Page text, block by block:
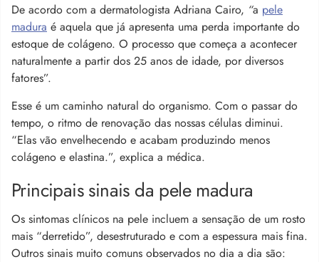
De acordo com a dermatologista Adriana Cairo, “a pele
madura é aquela que já apresenta uma perda importante do
estoque de colágeno. O processo que começa a acontecer
naturalmente a partir dos 25 anos de idade, por diversos
fatores”.
Esse é um caminho natural do organismo. Com o passar do
tempo, o ritmo de renovação das nossas células diminui.
“Elas vão envelhecendo e acabam produzindo menos
colágeno e elastina.”, explica a médica.
Principais sinais da pele madura
Os sintomas clínicos na pele incluem a sensação de um rosto
mais “derretido”, desestruturado e com a espessura mais fina.
Outros sinais muito comuns observados no dia a dia são: